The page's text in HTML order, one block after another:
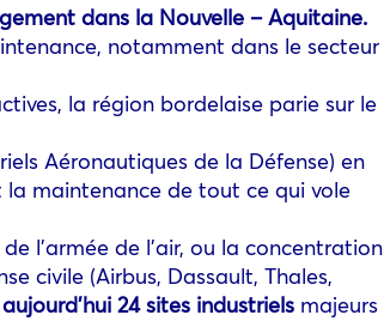
dans la Nouvelle – Aquitaine.
notamment dans le secteur
la région bordelaise parie sur le
Aéronautiques de la Défense) en
la maintenance de tout ce qui vole
l’armée de l’air, ou la concentration
civile (Airbus, Dassault, Thales,
24 sites industriels majeurs